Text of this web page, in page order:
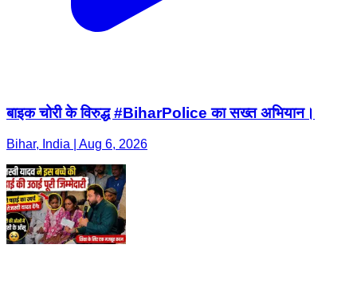
बाइक चोरी के विरुद्ध #BiharPolice का सख्त अभियान।
Bihar, India | Aug 6, 2026